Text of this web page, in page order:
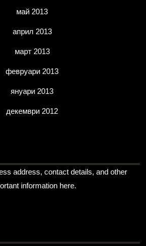
май 2013
април 2013
март 2013
февруари 2013
януари 2013
декември 2012
address, contact details, and other
information here.